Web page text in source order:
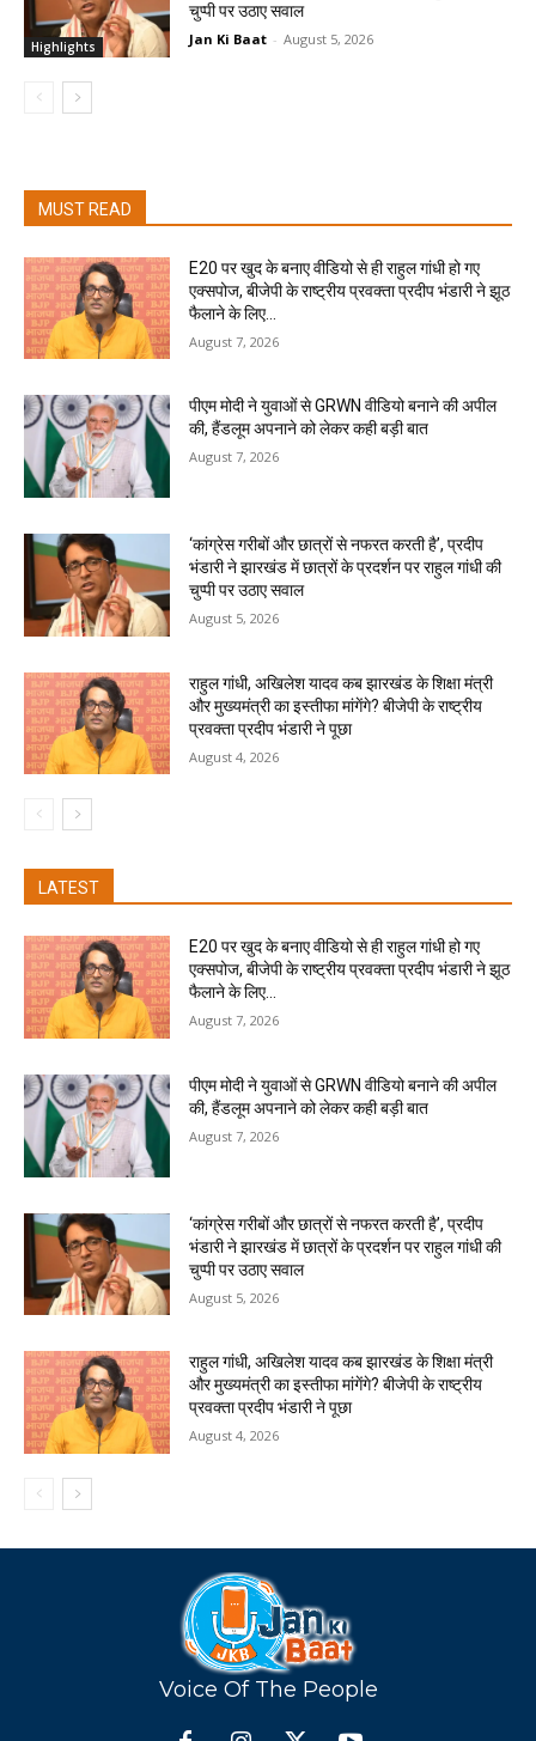
Highlights
चुप्पी पर उठाए सवाल
Jan Ki Baat - August 5, 2026
MUST READ
E20 पर खुद के बनाए वीडियो से ही राहुल गांधी हो गए
एक्सपोज, बीजेपी के राष्ट्रीय प्रवक्ता प्रदीप भंडारी ने झूठ
फैलाने के लिए...
August 7, 2026
पीएम मोदी ने युवाओं से GRWN वीडियो बनाने की अपील
की, हैंडलूम अपनाने को लेकर कही बड़ी बात
August 7, 2026
‘कांग्रेस गरीबों और छात्रों से नफरत करती है’, प्रदीप
भंडारी ने झारखंड में छात्रों के प्रदर्शन पर राहुल गांधी की
चुप्पी पर उठाए सवाल
August 5, 2026
राहुल गांधी, अखिलेश यादव कब झारखंड के शिक्षा मंत्री
और मुख्यमंत्री का इस्तीफा मांगेंगे? बीजेपी के राष्ट्रीय
प्रवक्ता प्रदीप भंडारी ने पूछा
August 4, 2026
LATEST
E20 पर खुद के बनाए वीडियो से ही राहुल गांधी हो गए
एक्सपोज, बीजेपी के राष्ट्रीय प्रवक्ता प्रदीप भंडारी ने झूठ
फैलाने के लिए...
August 7, 2026
पीएम मोदी ने युवाओं से GRWN वीडियो बनाने की अपील
की, हैंडलूम अपनाने को लेकर कही बड़ी बात
August 7, 2026
‘कांग्रेस गरीबों और छात्रों से नफरत करती है’, प्रदीप
भंडारी ने झारखंड में छात्रों के प्रदर्शन पर राहुल गांधी की
चुप्पी पर उठाए सवाल
August 5, 2026
राहुल गांधी, अखिलेश यादव कब झारखंड के शिक्षा मंत्री
और मुख्यमंत्री का इस्तीफा मांगेंगे? बीजेपी के राष्ट्रीय
प्रवक्ता प्रदीप भंडारी ने पूछा
August 4, 2026
Voice Of The People